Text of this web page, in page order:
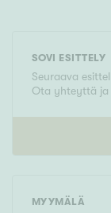
SOVI ESITTELY
Seuraava
Ota yhteyttä ja
MYYMÄLÄ